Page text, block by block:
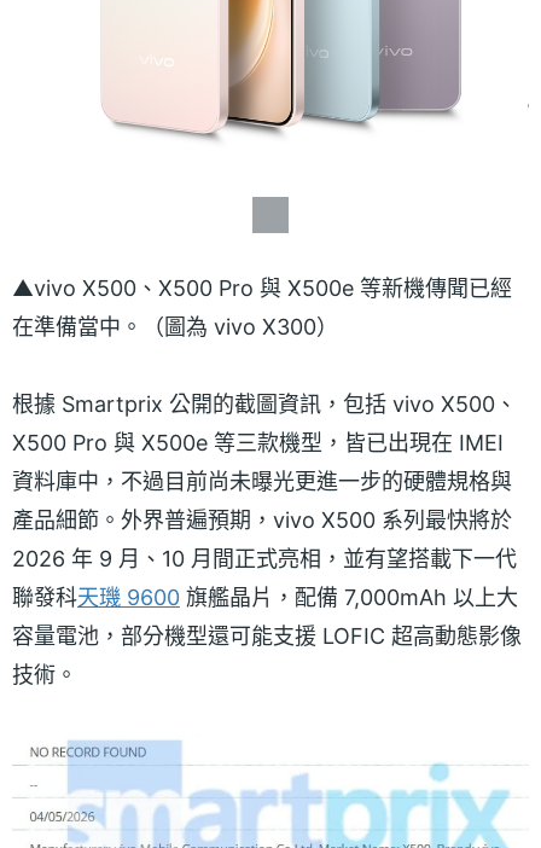
▲vivo X500、X500 Pro 與 X500e 等新機傳聞已經
在準備當中。（圖為 vivo X300）
根據 Smartprix 公開的截圖資訊，包括 vivo X500、
X500 Pro 與 X500e 等三款機型，皆已出現在 IMEI
資料庫中，不過目前尚未曝光更進一步的硬體規格與
產品細節。外界普遍預期，vivo X500 系列最快將於
2026 年 9 月、10 月間正式亮相，並有望搭載下一代
聯發科天璣 9600 旗艦晶片，配備 7,000mAh 以上大
容量電池，部分機型還可能支援 LOFIC 超高動態影像
技術。